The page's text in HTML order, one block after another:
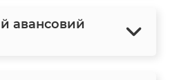
авансовий